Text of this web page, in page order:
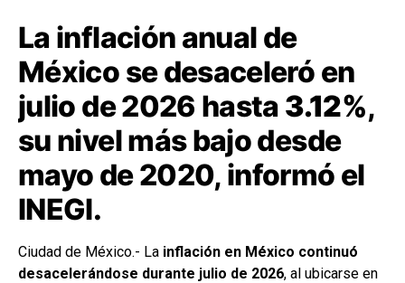
La inflación anual de
México se desaceleró en
julio de 2026 hasta 3.12%,
su nivel más bajo desde
mayo de 2020, informó el
INEGI.
Ciudad de México.- La inflación en México continuó
desacelerándose durante julio de 2026, al ubicarse en